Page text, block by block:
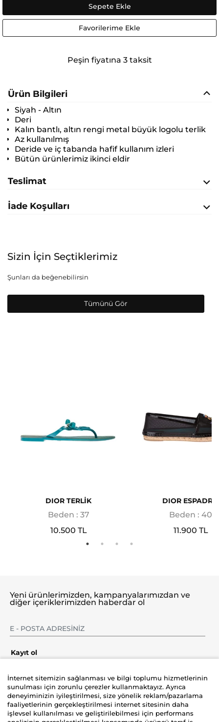
Sepete Ekle
Favorilerime Ekle
Peşin fiyatına 3 taksit
Ürün Bilgileri
Siyah - Altın
Deri
Kalın bantlı, altın rengi metal büyük logolu terlik
Az kullanılmış
Deride ve iç tabanda hafif kullanım izleri
Bütün ürünlerimiz ikinci eldir
Teslimat
İade Koşulları
Sizin İçin Seçtiklerimiz
Şunları da beğenebilirsin
Tümünü Gör
DIOR TERLİK
Beden : 37
10.500 TL
DIOR ESPADRİL
Beden : 40
11.900 TL
Şirket
Yeni ürünlerimizden, kampanyalarımızdan ve
diğer içeriklerimizden haberdar ol
Kayıt ol
İnternet sitemizin sağlanması ve bilgi toplumu hizmetlerinin
sunulması için zorunlu çerezler kullanmaktayız. Ayrıca
deneyiminizin iyileştirilmesi, size yönelik reklam/pazarlama
faaliyetlerinin gerçekleştirilmesi internet sitesinin daha
işlevsel kullanılması ve geliştirilebilmesi için performans